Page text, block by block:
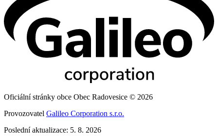
Oficiální stránky obce Obec Radovesice © 2026
Provozovatel Galileo Corporation s.r.o.
Poslední aktualizace: 5. 8. 2026